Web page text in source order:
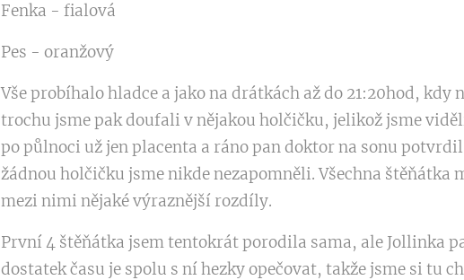
Fenka - fialová
Pes - oranžový
Vše probíhalo hladce a jako na drátkách až do 21:20hod, kdy
trochu jsme pak doufali v nějakou holčičku, jelikož jsme
po půlnoci už jen placenta a ráno pan doktor na sonu
žádnou holčičku jsme nikde nezapomněli. Všechna štěňátka
mezi nimi nějaké výraznější rozdíly.
První 4 štěňátka jsem tentokrát porodila sama, ale Jollinka
dostatek času je spolu s ní hezky opečovat, takže jsme si tu